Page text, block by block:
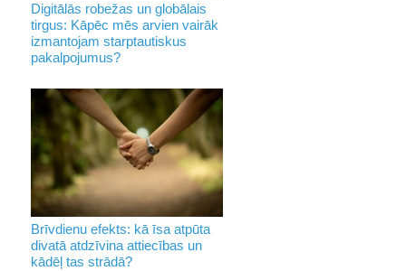
Digitālās robežas un globālais
tirgus: Kāpēc mēs arvien vairāk
izmantojam starptautiskus
pakalpojumus?
Brīvdienu efekts: kā īsa atpūta
divatā atdzīvina attiecības un
kādēļ tas strādā?